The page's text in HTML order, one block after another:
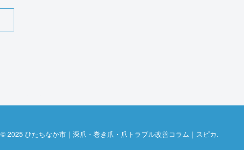
© 2025 ひたちなか市｜深爪・巻き爪・爪トラブル改善コラム｜スピカ.